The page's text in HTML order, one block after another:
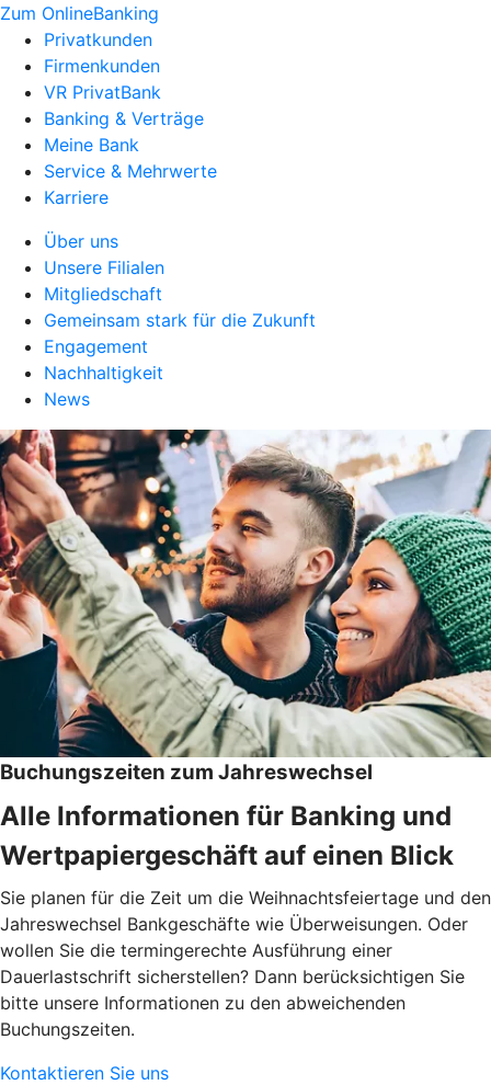
Zum OnlineBanking
Privatkunden
Firmenkunden
VR PrivatBank
Banking & Verträge
Meine Bank
Service & Mehrwerte
Karriere
Über uns
Unsere Filialen
Mitgliedschaft
Gemeinsam stark für die Zukunft
Engagement
Nachhaltigkeit
News
Buchungszeiten zum Jahreswechsel
Alle Informationen für Banking und
Wertpapiergeschäft auf einen Blick
Sie planen für die Zeit um die Weihnachtsfeiertage und den
Jahreswechsel Bankgeschäfte wie Überweisungen. Oder
wollen Sie die termingerechte Ausführung einer
Dauerlastschrift sicherstellen? Dann berücksichtigen Sie
bitte unsere Informationen zu den abweichenden
Buchungszeiten.
Kontaktieren Sie uns